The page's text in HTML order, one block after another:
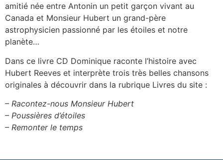
amitié née entre Antonin un petit garçon vivant au
Canada et Monsieur Hubert un grand-père
astrophysicien passionné par les étoiles et notre
planète…
Dans ce livre CD Dominique raconte l’histoire avec
Hubert Reeves et interprète trois très belles chansons
originales à découvrir dans la rubrique Livres du site :
– Racontez-nous Monsieur Hubert
– Poussières d’étoiles
– Remonter le temps